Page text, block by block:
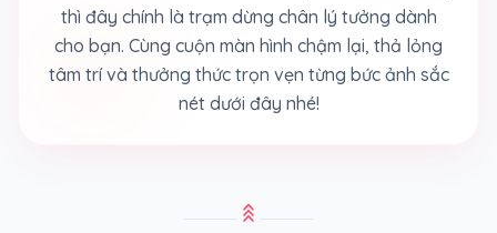
thì đây chính là trạm dừng chân lý tưởng dành
cho bạn. Cùng cuộn màn hình chậm lại, thả lỏng
tâm trí và thưởng thức trọn vẹn từng bức ảnh sắc
nét dưới đây nhé!
stat_3